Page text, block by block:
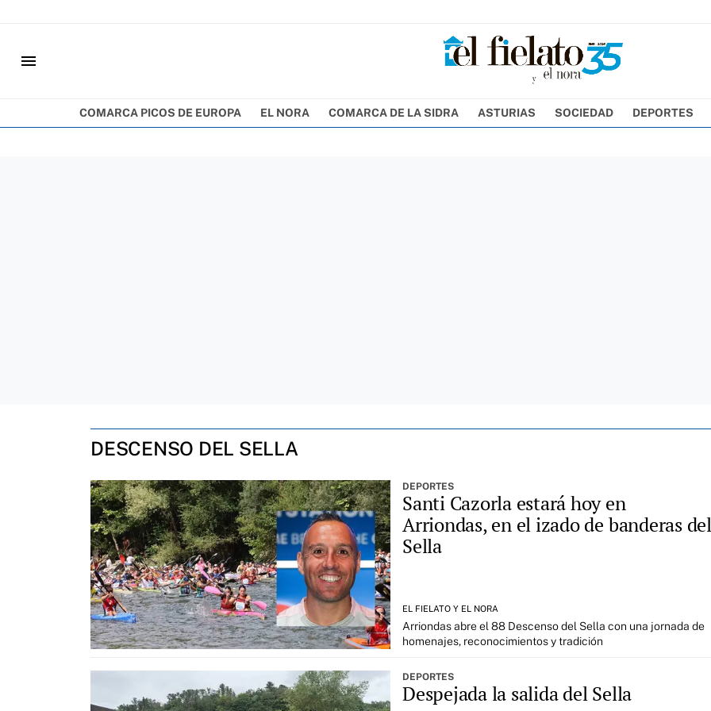
menu
COMARCA PICOS DE EUROPA EL NORA COMARCA DE LA SIDRA ASTURIAS SOCIEDAD DEPORTES
DESCENSO DEL SELLA
DEPORTES
Santi Cazorla estará hoy en
Arriondas, en el izado de banderas del
Sella
EL FIELATO Y EL NORA
Arriondas abre el 88 Descenso del Sella con una jornada de
homenajes, reconocimientos y tradición
DEPORTES
Despejada la salida del Sella